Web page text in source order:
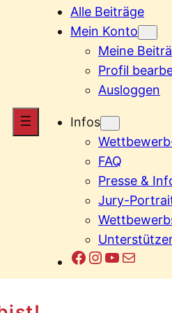
Alle Beiträge
Mein Konto
Meine
Profil
Ausloggen
Infos
FAQ
Presse &
Jury-
Facebook
Instagram
YouTube
E-Mail